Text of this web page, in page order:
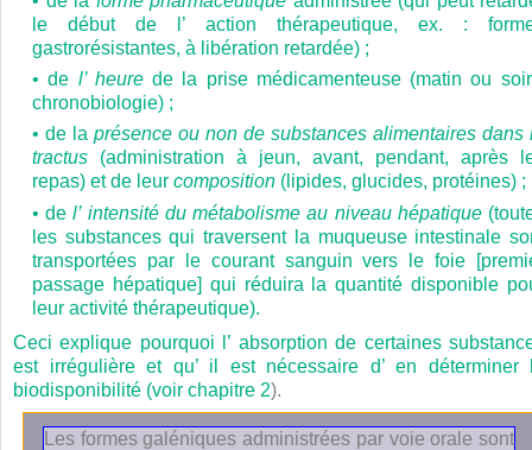
le début de l’ action thérapeutique, ex. :
gastrorésistantes, à libération retardée) ;
• de l’ heurede la prise médicamenteuse (matin ou
chronobiologie) ;
• de la présence ou non de substances alimentaires dans
tractus (administration à jeun, avant, pendant, après
repas) et de leur composition (lipides, glucides, protéines) ;
• del’ intensité du métabolisme au niveau hépatique
les substances qui traversent la muqueuse intestinale
transportées par le courant sanguin vers le foie
passage hépatique] qui réduira la quantité disponible
leur activité thérapeutique).
Ceci explique pourquoi l’ absorption de certaines
est irrégulière et qu’ il est nécessaire d’ en déterminer
biodisponibilité (voir chapitre 2).
Les formes galéniques administrées par voie orale sont